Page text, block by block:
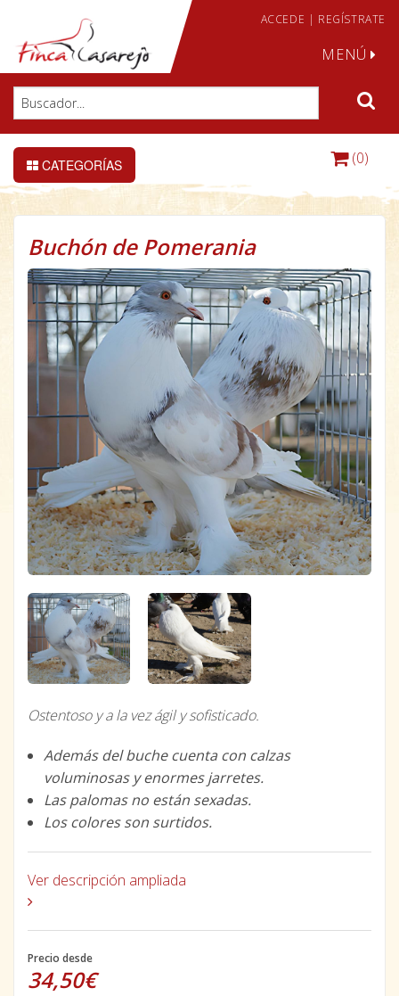
ACCEDE | REGÍSTRATE
MENÚ
CATEGORÍAS (0)
Buchón de Pomerania
Ostentoso y a la vez ágil y sofisticado.
Además del buche cuenta con calzas
voluminosas y enormes jarretes.
Las palomas no están sexadas.
Los colores son surtidos.
Ver descripción ampliada
Precio desde
34,50€